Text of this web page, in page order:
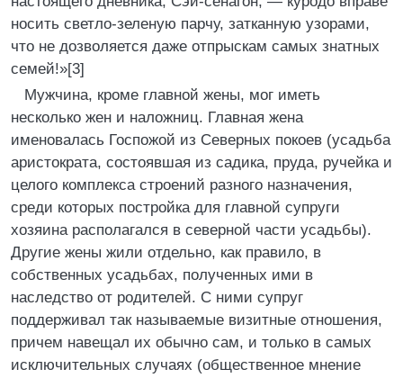
носить светло-зеленую парчу, затканную узорами,
что не дозволяется даже отпрыскам самых знатных
семей!»[3]
Мужчина, кроме главной жены, мог иметь
несколько жен и наложниц. Главная жена
именовалась Госпожой из Северных покоев (усадьба
аристократа, состоявшая из садика, пруда, ручейка и
целого комплекса строений разного назначения,
среди которых постройка для главной супруги
хозяина располагался в северной части усадьбы).
Другие жены жили отдельно, как правило, в
собственных усадьбах, полученных ими в
наследство от родителей. С ними супруг
поддерживал так называемые визитные отношения,
причем навещал их обычно сам, и только в самых
исключительных случаях (общественное мнение